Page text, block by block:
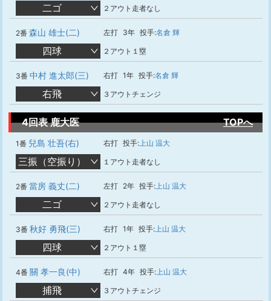
二ゴ ２アウト走者なし
2番 森山 雄士(二) 左打 3年 投手:名倉 輝
四球 ２アウト１塁
3番 中村 進太郎(三) 右打 1年 投手:名倉 輝
右飛 ３アウトチェンジ
4回表 鹿大医 TOPへ
1番 兒島 壮吾(右) 右打 投手:上山 温大
三振（空振り） １アウト走者なし
2番 當房 義丈(二) 左打 2年 投手:上山 温大
二ゴ ２アウト走者なし
3番 秋好 勇飛(三) 右打 1年 投手:上山 温大
四球 ２アウト１塁
4番 關 孝一良(中) 右打 4年 投手:上山 温大
捕飛 ３アウトチェンジ